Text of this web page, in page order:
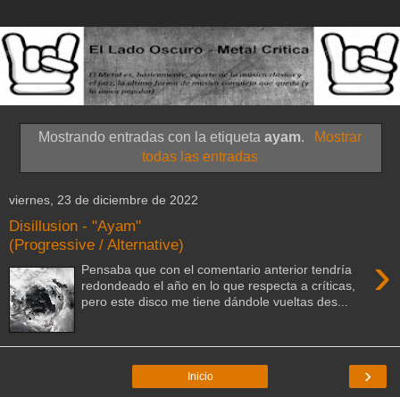
Mostrando entradas con la etiquetaayam.
Mostrar
todas las entradas
viernes, 23 de diciembre de 2022
Disillusion - "Ayam"
(Progressive / Alternative)
›
Pensaba que con el comentario anterior tendría
redondeado el año en lo que respecta a críticas,
pero este disco me tiene dándole vueltas des...
›
Inicio